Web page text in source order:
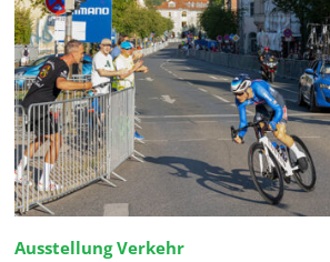
Ausstellung Verkehr